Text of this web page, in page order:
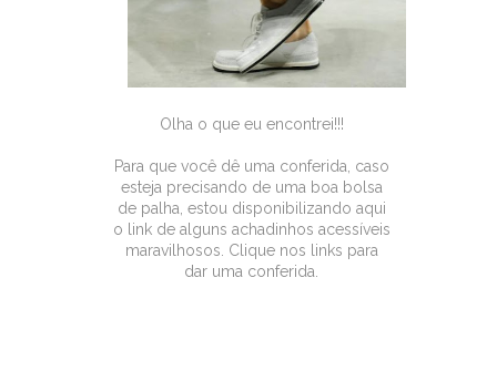
Olha o que eu encontrei!!!
Para que você dê uma conferida, caso
esteja precisando de uma boa bolsa
de palha, estou disponibilizando aqui
o link de alguns achadinhos acessíveis
maravilhosos. Clique nos links para
dar uma conferida.